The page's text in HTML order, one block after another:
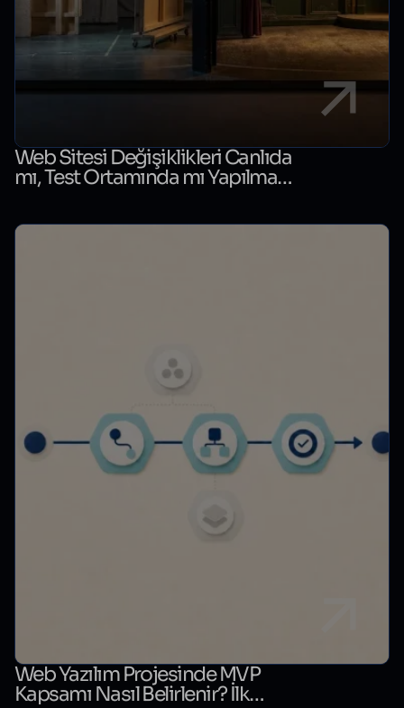
Web Sitesi Değişiklikleri Canlıda
mı, Test Ortamında mı Yapılmalı?
Web Yazılım Projesinde MVP
Kapsamı Nasıl Belirlenir? İlk